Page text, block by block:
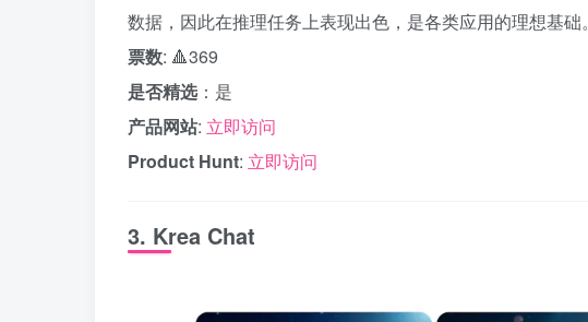
数据，因此在推理任务上表现出色，是各类应用的理想基础。
票数: 🔺369
是否精选：是
产品网站: 立即访问
Product Hunt: 立即访问
3. Krea Chat